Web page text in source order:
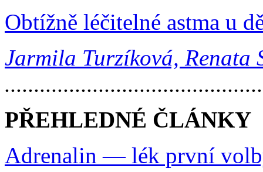
Obtížně léčitelné astma u
Jarmila Turzíková, Renata
PŘEHLEDNÉ ČLÁNKY
Adrenalin — lék první